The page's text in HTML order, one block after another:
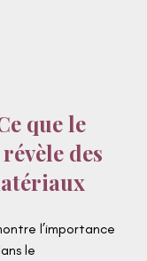
que le
des
l’importance
le